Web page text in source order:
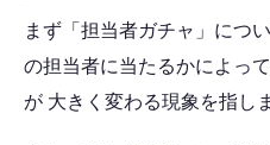
まず「担当者ガチャ」につ
の担当者に当たるかによっ
が 大きく変わる現象を指し